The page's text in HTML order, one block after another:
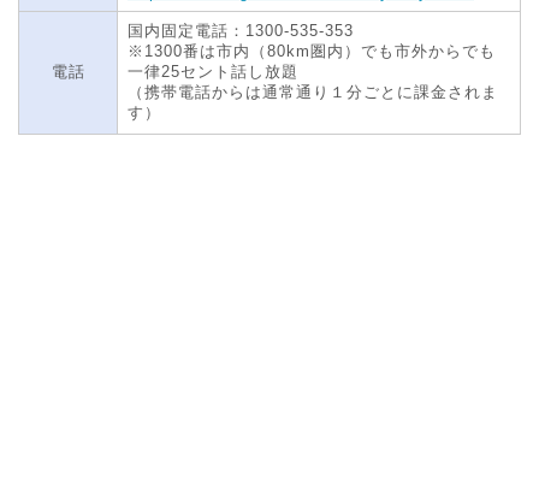
電話
国内固定電話：1300-535-353
※1300番は市内（80km圏内）でも市外からでも
一律25セント話し放題
（携帯電話からは通常通り１分ごとに課金されま
す）